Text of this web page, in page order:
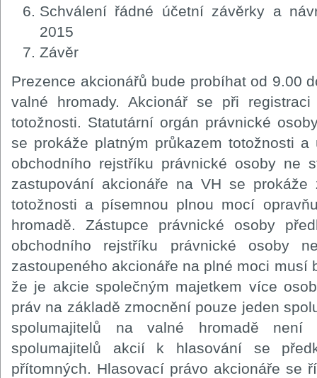
Schválení řádné účetní závěrky a
2015
Závěr
Prezence akcionářů bude probíhat od 9.00
valné hromady. Akcionář se při
totožnosti. Statutární orgán právnické
se prokáže platným průkazem totožnosti
obchodního rejstříku právnické osoby ne
zastupování akcionáře na VH se prokáže
totožnosti a písemnou plnou mocí
hromadě. Zástupce právnické osoby
obchodního rejstříku právnické osoby
zastoupeného akcionáře na plné moci musí
že je akcie společným majetkem více
práv na základě zmocnění pouze jeden
spolumajitelů na valné hromadě není
spolumajitelů akcií k hlasování se
přítomných. Hlasovací právo akcionáře se